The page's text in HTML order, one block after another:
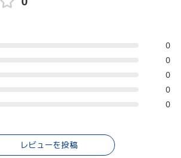
0
0
0
0
0
レビューを投稿